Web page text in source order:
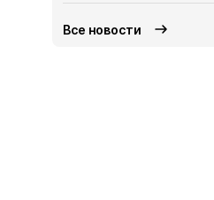
Все новости